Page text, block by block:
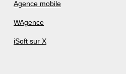
Agence mobile
WAgence
iSoft sur X